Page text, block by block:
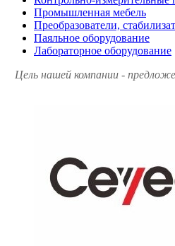
Промышленная мебель
Преобразователи,
Паяльное оборудование
Лабораторное оборудование
Цель нашей компании -